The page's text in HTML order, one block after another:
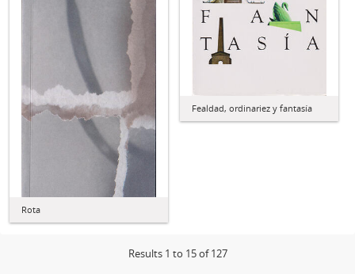
Fealdad, ordinariez y fantasía
Rota
Results 1 to 15 of 127